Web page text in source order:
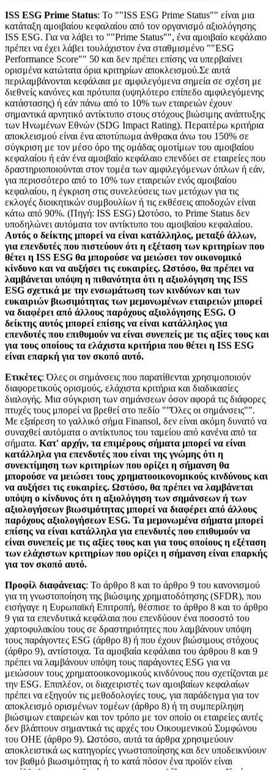
ISS ESG Prime Status: Το ""ISS ESG Prime Status"" είναι μια
κατάταξη αμοιβαίου κεφαλαίου από τον οργανισμό αξιολόγησης
ISS ESG. Για να λάβει το ""Prime Status"", ένα αμοιβαίο κεφάλαιο
πρέπει να έχει λάβει τουλάχιστον ένα σταθμισμένο ""ESG
Performance Score"" 50 και δεν πρέπει επίσης να υπερβαίνει
ορισμένα κατώτατα όρια κριτηρίων αποκλεισμού.Σε αυτά
περιλαμβάνονται κεφάλαια με αμφιλεγόμενα σημεία σε σχέση με
διεθνείς κανόνες και πρότυπα (υψηλότερο επίπεδο αμφιλεγόμενης
κατάστασης) ή εάν πάνω από το 10% των εταιρειών έχουν
σημαντικά αρνητικό αντίκτυπο στους στόχους βιώσιμης ανάπτυξης
των Ηνωμένων Εθνών (SDG Impact Rating). Περαιτέρω κριτήρια
αποκλεισμού είναι ένα αποτύπωμα άνθρακα άνω του 150% σε
σύγκριση με τον μέσο όρο της ομάδας ομοτίμων του αμοιβαίου
κεφαλαίου ή εάν ένα αμοιβαίο κεφάλαιο επενδύει σε εταιρείες που
δραστηριοποιούνται στον τομέα των αμφιλεγόμενων όπλων ή εάν,
για περισσότερο από το 10% των εταιρειών ενός αμοιβαίου
κεφαλαίου, η έγκριση στις συνελεύσεις των μετόχων για τις
εκλογές διοικητικών συμβουλίων ή τις εκθέσεις αποδοχών είναι
κάτω από 90%. (Πηγή: ISS ESG) Ωστόσο, το Prime Status δεν
υποδηλώνει αυτόματα τον αντίκτυπο του αμοιβαίου κεφαλαίου.
Αυτός ο δείκτης μπορεί να είναι κατάλληλος, μεταξύ άλλων,
για επενδυτές που πιστεύουν ότι η εξέταση των κριτηρίων που
θέτει η ISS ESG θα μπορούσε να μειώσει τον οικονομικό
κίνδυνο και να αυξήσει τις ευκαιρίες. Ωστόσο, θα πρέπει να
λαμβάνεται υπόψη η πιθανότητα ότι η αξιολόγηση της ISS
ESG σχετικά με την ενσωμάτωση των κινδύνων και των
ευκαιριών βιωσιμότητας των μεμονωμένων εταιρειών μπορεί
να διαφέρει από άλλους παρόχους αξιολόγησης ESG. Ο
δείκτης αυτός μπορεί επίσης να είναι κατάλληλος για
επενδυτές που επιθυμούν να είναι συνεπείς με τις αξίες τους και
για τους οποίους τα ελάχιστα κριτήρια που θέτει η ISS ESG
είναι επαρκή για τον σκοπό αυτό.
Ετικέτες: Όλες οι σημάνσεις που παρατίθενται χρησιμοποιούν
διαφορετικούς ορισμούς, ελάχιστα κριτήρια και διαδικασίες
διαλογής. Μια σύγκριση των σημάνσεων όσον αφορά τις διάφορες
πτυχές τους μπορεί να βρεθεί στο πεδίο ""Όλες οι σημάνσεις"".
Με εξαίρεση το γαλλικό σήμα Finansol, δεν είναι ακόμη δυνατό να
συναχθεί αυτόματα ο αντίκτυπος του ταμείου από κανένα από τα
σήματα. Κατ' αρχήν, τα επιμέρους σήματα μπορεί να είναι
κατάλληλα για επενδυτές που είναι της γνώμης ότι η
συνεκτίμηση των κριτηρίων που ορίζει η σήμανση θα
μπορούσε να μειώσει τους χρηματοοικονομικούς κινδύνους και
να αυξήσει τις ευκαιρίες. Ωστόσο, θα πρέπει να λαμβάνεται
υπόψη ο κίνδυνος ότι η αξιολόγηση των σημάνσεων ή των
αξιολογήσεων βιωσιμότητας μπορεί να διαφέρει από άλλους
παρόχους αξιολογήσεων ESG. Τα μεμονωμένα σήματα μπορεί
επίσης να είναι κατάλληλα για επενδυτές που επιθυμούν να
είναι συνεπείς με τις αξίες τους και για τους οποίους η εξέταση
των ελάχιστων κριτηρίων που ορίζει η σήμανση είναι επαρκής
για τον σκοπό αυτό.
Προφίλ διαφάνειας: Το άρθρο 8 και το άρθρο 9 του κανονισμού
για τη γνωστοποίηση της βιώσιμης χρηματοδότησης (SFDR), που
εισήγαγε η Ευρωπαϊκή Επιτροπή, θέσπισε το άρθρο 8 και το άρθρο
9 για τα επενδυτικά κεφάλαια που επενδύουν ένα ποσοστό του
χαρτοφυλακίου τους σε δραστηριότητες που λαμβάνουν υπόψη
τους παράγοντες ESG (άρθρο 8) ή που έχουν βιώσιμους στόχους
(άρθρο 9), αντίστοιχα. Τα αμοιβαία κεφάλαια του άρθρου 8 και 9
πρέπει να λαμβάνουν υπόψη τους παράγοντες ESG για να
μειώσουν τους χρηματοοικονομικούς κινδύνους που σχετίζονται με
την ESG. Επιπλέον, οι διαχειριστές των αμοιβαίων κεφαλαίων
πρέπει να εξηγούν τις μεθοδολογίες τους, για παράδειγμα για τον
αποκλεισμό ορισμένων τομέων (άρθρο 8) ή τη συμπερίληψη
βιώσιμων εταιρειών και τον τρόπο με τον οποίο οι εταιρείες αυτές
δεν βλάπτουν σημαντικά τις αρχές του Οικουμενικού Συμφώνου
του ΟΗΕ (άρθρο 9). Ωστόσο, αυτά τα άρθρα χρησιμεύουν
αποκλειστικά ως κατηγορίες γνωστοποίησης και δεν υποδεικνύουν
τον βαθμό βιωσιμότητας ή το κατά πόσον ένα προϊόν είναι